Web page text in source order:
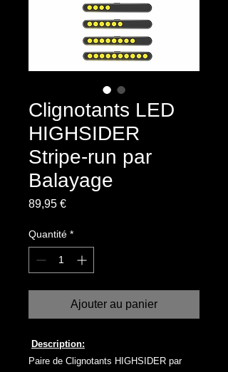
Clignotants LED
HIGHSIDER
Stripe-run par
Balayage
89,95 €Prix
Quantité *
Ajouter au panier
Description:
Paire de Clignotants HIGHSIDER par